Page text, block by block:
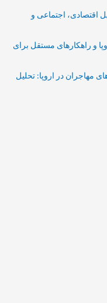
اقتصادی، اجتماعی و
و راهکارهای مستقل برای
مهاجران در اروپا: تحلیل